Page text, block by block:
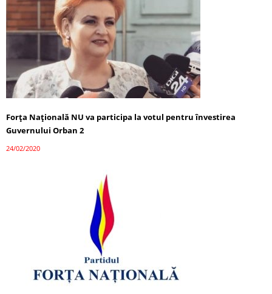
Forța Națională NU va participa la votul pentru învestirea
Guvernului Orban 2
24/02/2020